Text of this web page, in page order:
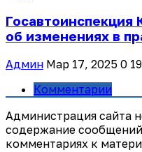
Госавтоинспекция
об изменениях в
Админ Мар 17, 2025 0
Комментарии
Администрация сайта
содержание
комментариях к